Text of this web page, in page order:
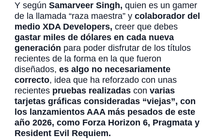
Y según Samarveer Singh, quien es un gamer
de la llamada “raza maestra” y colaborador del
medio XDA Developers, creer que debes
gastar miles de dólares en cada nueva
generación para poder disfrutar de los títulos
recientes de la forma en la que fueron
diseñados, es algo no necesariamente
correcto, idea que ha reforzado con unas
recientes pruebas realizadas con varias
tarjetas gráficas consideradas “viejas”, con
los lanzamientos AAA más pesados de este
año 2026, como Forza Horizon 6, Pragmata y
Resident Evil Requiem.